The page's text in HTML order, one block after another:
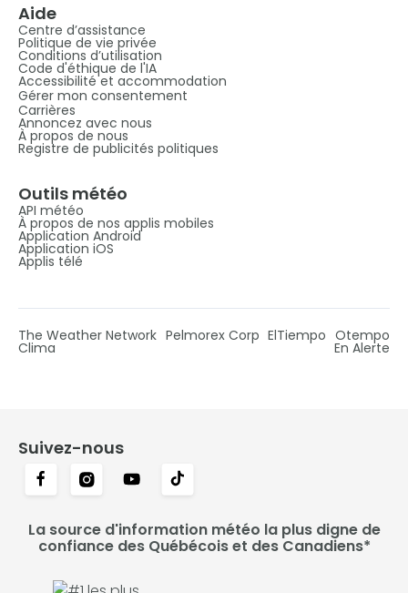
Aide
Centre d’assistance
Politique de vie privée
Conditions d’utilisation
Code d'éthique de l'IA
Accessibilité et accommodation
Gérer mon consentement
Carrières
Annoncez avec nous
À propos de nous
Registre de publicités politiques
Outils météo
API météo
À propos de nos applis mobiles
Application Android
Application iOS
Applis télé
The Weather Network Pelmorex Corp ElTiempo Otempo
Clima En Alerte
Suivez-nous
La source d'information météo la plus digne de
confiance des Québécois et des Canadiens*